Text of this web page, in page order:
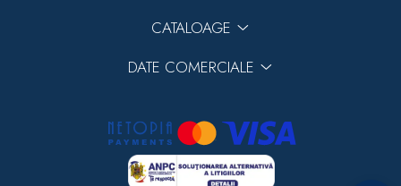
CATALOAGE
DATE COMERCIALE